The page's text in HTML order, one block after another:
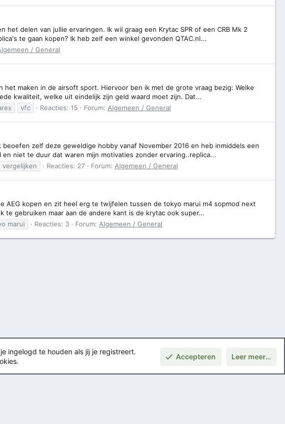
delen van jullie ervaringen. Ik wil graag een Krytac SPR of een CRB Mk 2
te gaan kopen? Ik heb zelf een winkel gevonden QTAC.nl...
/ General
maken in de airsoft sport. Hiervoor ben ik met de grote vraag bezig: Welke
kwaliteit, welke uit eindelijk zijn geld waard moet zijn. Dat...
vfc Reacties: 15 Forum: Algemeen / General
zelf deze geweldige hobby vanaf November 2016 en heb inmiddels een
niet te duur dat waren mijn motivaties zonder ervaring..replica...
vergelijken Reacties: 27 Forum: Algemeen / General
AEG kopen en zit heel erg te twijfelen tussen de tokyo marui m4 sopmod next
gebruiken maar aan de andere kant is de krytac ook super...
marui Reacties: 3 Forum: Algemeen / General
ingelogd te houden als jij je registreert.
Accepteren Leer meer…